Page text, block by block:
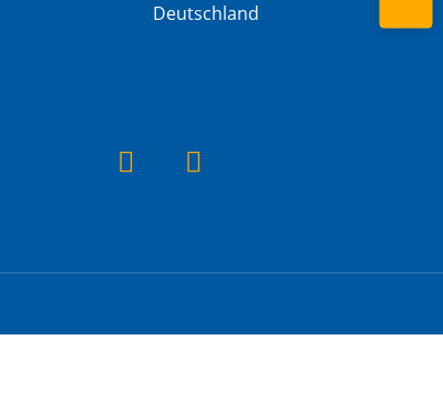
Deutschland